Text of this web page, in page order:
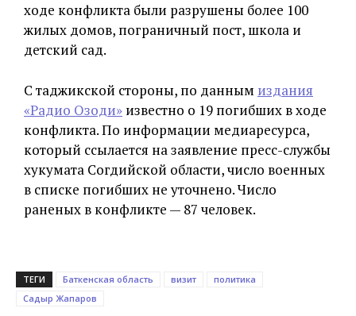
ходе конфликта были разрушены более 100
жилых домов, пограничный пост, школа и
детский сад.
С таджикской стороны, по данным издания
«Радио Озоди» известно о 19 погибших в ходе
конфликта. По информации медиаресурса,
который ссылается на заявление пресс-службы
хукумата Согдийской области, число военных
в списке погибших не уточнено. Число
раненых в конфликте — 87 человек.
ТЕГИ Баткенская область визит
политика
Садыр Жапаров